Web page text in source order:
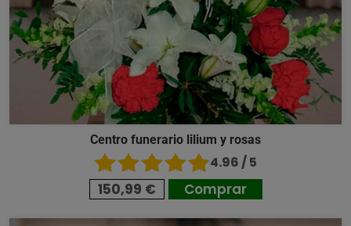
Centro funerario lilium y rosas
4.96 / 5
150,99 € Comprar